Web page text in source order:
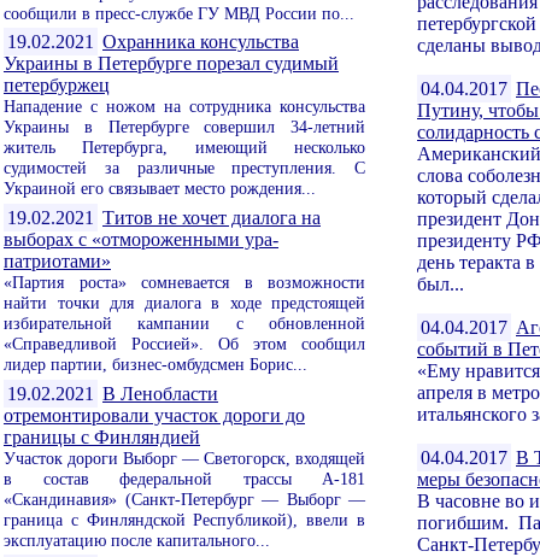
сообщили в пресс-службе ГУ МВД России по...
19.02.2021 Охранника консульства
Украины в Петербурге порезал судимый
петербуржец
Нападение с ножом на сотрудника консульства
Украины в Петербурге совершил 34-летний
житель Петербурга, имеющий несколько
судимостей за различные преступления. С
Украиной его связывает место рождения...
19.02.2021 Титов не хочет диалога на
выборах с «отмороженными ура-
патриотами»
«Партия роста» сомневается в возможности
найти точки для диалога в ходе предстоящей
избирательной кампании с обновленной
«Справедливой Россией». Об этом сообщил
лидер партии, бизнес-омбудсмен Борис...
19.02.2021 В Ленобласти
отремонтировали участок дороги до
границы с Финляндией
Участок дороги Выборг — Светогорск, входящей
в состав федеральной трассы А-181
«Скандинавия» (Санкт-Петербург — Выборг —
граница с Финляндской Республикой), ввели в
эксплуатацию после капитального...
сделаны
04.04.2017
Путину,
солидарность
слова
который
президент
президенту
день теракта
был...
04.04.2017
событий в
«Ему
апреля в
04.04.2017 В
меры
В часовне во
погибшим.
Санкт-